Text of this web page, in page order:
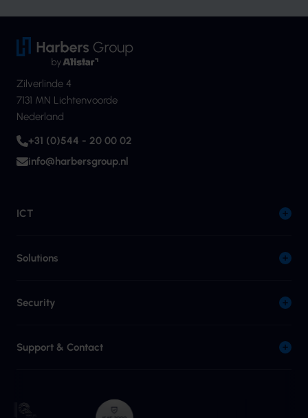
Zilverlinde 4
7131 MN Lichtenvoorde
Nederland
+31 (0)544 - 20 00 02
info@harbersgroup.nl
ICT
Solutions
Security
Support & Contact